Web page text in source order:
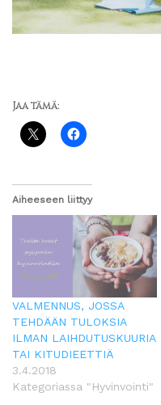
Jaa tämä:
Aiheeseen liittyy
VALMENNUS, JOSSA
TEHDÄÄN TULOKSIA
ILMAN LAIHDUTUSKUURIA
TAI KITUDIEETTIÄ
3.4.2018
Kategoriassa "Hyvinvointi"